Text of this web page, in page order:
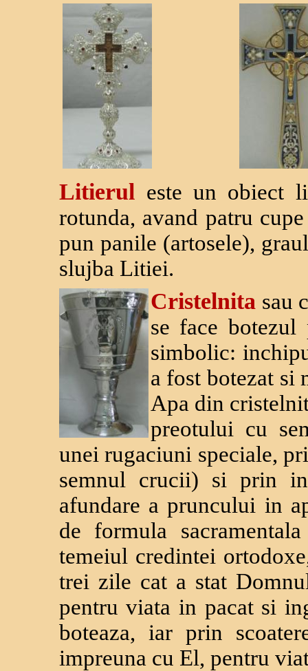
Litierul este un obiect
rotunda, avand patru
pun panile (artosele),
slujba Litiei.
Cristelnita sau
se face
simbolic:
a fost botezat si
Apa din
preotului cu
unei rugaciuni speciale,
semnul crucii) si prin
afundare a pruncului in
de formula
temeiul credintei
trei zile cat a stat
pentru viata in pacat si
boteaza, iar prin
impreuna cu El, pentru